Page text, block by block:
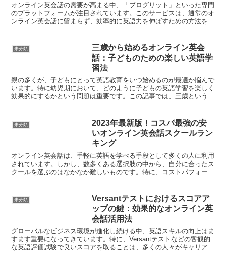
オンライン英会話の需要が高まる中、「プログリット」といった専門
のプラットフォームが注目されています。このサービスは、通常のオ
ンライン英会話に留まらず、効率的に英語力を伸ばすための方法を提
未分類
三歳から始めるオンライン英会
話：子どものための楽しい英語学
習法
親の多くが、子どもにとって英語教育をいつ始めるのが最適か悩んで
います。特に幼児期において、どのように子どもの英語学習を楽しく
効果的にするかという問題は重要です。この記事では、三歳という幼
未分類
2023年最新版！コスパ最強の安
いオンライン英会話スクールラン
キング
オンライン英会話は、手軽に英語を学べる手段として多くの人に利用
されています。しかし、数多くある選択肢の中から、自分に合ったス
クールを選ぶのはなかなか難しいものです。特に、コストパフォーマ
未分類
Versantテストにおけるスコアア
ップの鍵：効果的なオンライン英
会話活用法
グローバルなビジネス環境が進化し続ける中、英語スキルの向上はま
すます重要になってきています。特に、Versantテストなどの客観的
な英語評価試験で良いスコアを取ることは、多くの人々がキャリアを